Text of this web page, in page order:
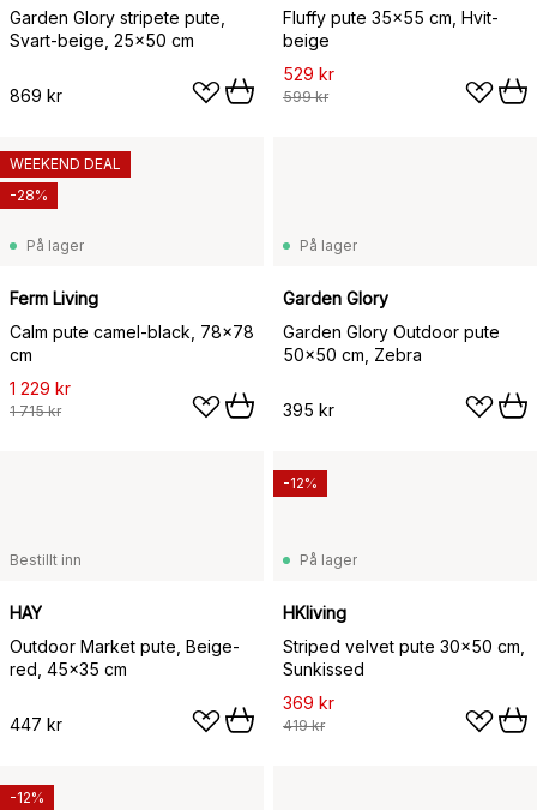
Garden Glory stripete pute,
Svart-beige, 25x50 cm
869 kr
Fluffy pute 35x55 cm, Hvit-
beige
529 kr
599 kr
På lager
Ferm Living
Calm pute camel-black, 78x78
cm
1 229 kr
1 715 kr
WEEKEND DEAL
-28%
På lager
Garden Glory
Garden Glory Outdoor pute
50x50 cm, Zebra
395 kr
Bestillt inn
HAY
Outdoor Market pute, Beige-
red, 45x35 cm
447 kr
På lager
HKliving
Striped velvet pute 30x50 cm,
Sunkissed
369 kr
419 kr
-12%
-12%